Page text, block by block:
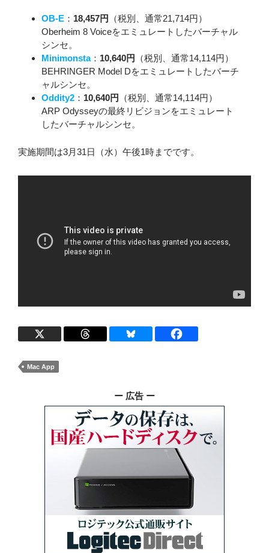
OB-E ： 18,457円
（税別、通常21,714円）
Oberheim 8 Voiceをエミュレートしたバーチャル
シンセ。
Minimonsta： 10,640円
（税別、通常14,114円）
BEHRINGER Model Dをエミュレートしたバーチ
ャルシンセ。
Oddity2 ： 10,640円
（税別、通常14,114円）
ARP Odysseyの最終リビジョンをエミュレート
したバーチャルシンセ。
実施期間は3月31日（水）午後1時までです。
Mac App
ー 広告 ー